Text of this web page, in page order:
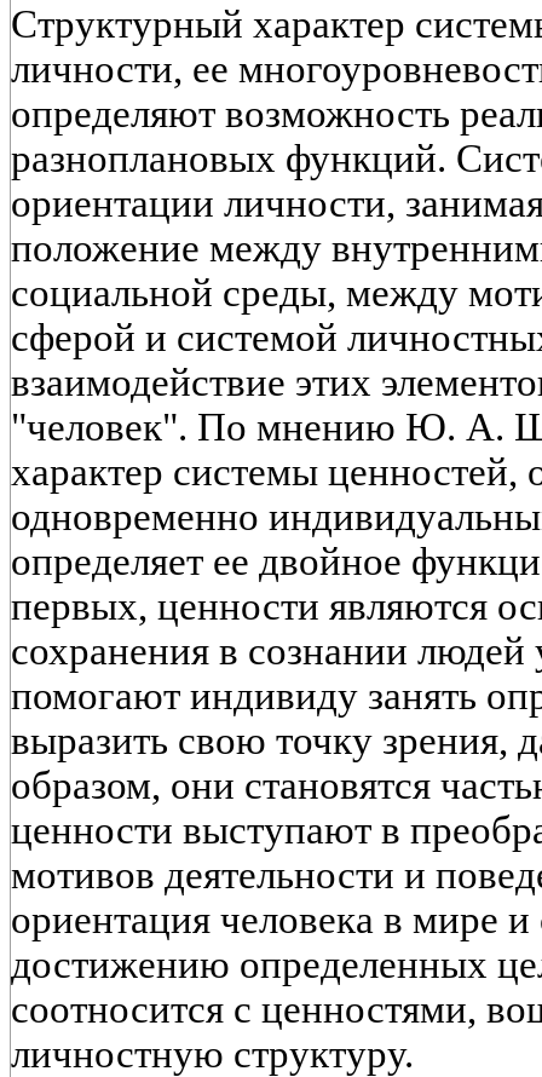
Структурный характер
личности, ее
определяют возможность
разноплановых функций.
ориентации личности,
положение между
социальной среды, между
сферой и системой
взаимодействие этих
"человек". По мнению Ю. А.
характер системы ценностей,
одновременно
определяет ее двойное
первых, ценности являются
сохранения в сознании людей
помогают индивиду занять
выразить свою точку зрения,
образом, они становятся
ценности выступают в
мотивов деятельности и
ориентация человека в мире
достижению определенных
соотносится с ценностями,
личностную структуру.